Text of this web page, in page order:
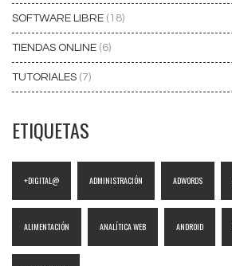
SOFTWARE LIBRE (18)
TIENDAS ONLINE (6)
TUTORIALES (7)
ETIQUETAS
+DIGITAL@ ADMINISTRACIÓN ADWORDS
ALIMENTACIÓN ANALÍTICA WEB ANDROID